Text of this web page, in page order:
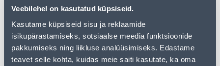
Veebilehel on kasutatud küpsiseid.
Kasutame küpsiseid sisu ja reklaamide
isikupärastamiseks, sotsiaalse meedia funktsioonide
pakkumiseks ning liikluse analüüsimiseks. Edastame
teavet selle kohta, kuidas meie saiti kasutate, ka oma
• Pesukausi mahutavus on 10 liitrit.
• Kausi mõõtmed on 33,4 x 38 x 16 cm.
• Valget värvi.
• 14-päevane tagastusõigus.